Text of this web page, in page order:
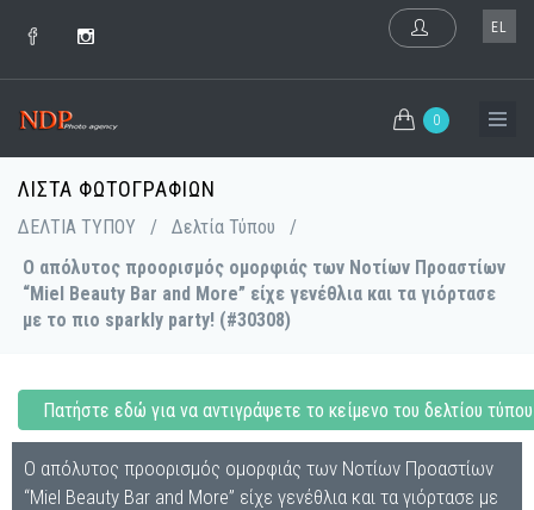
EL
0
ΛΊΣΤΑ ΦΩΤΟΓΡΑΦΙΏΝ
ΔΕΛΤΙΑ ΤΥΠΟΥ / Δελτία Τύπου
/
Ο απόλυτος προορισμός ομορφιάς των Νοτίων Προαστίων
“Miel Beauty Bar and More” είχε γενέθλια και τα γιόρτασε
με το πιο sparkly party! (#30308)
Πατήστε εδώ για να αντιγράψετε το κείμενο του δελτίου τύπου
Ο απόλυτος προορισμός ομορφιάς των Νοτίων Προαστίων
“Miel Beauty Bar and More” είχε γενέθλια και τα γιόρτασε με